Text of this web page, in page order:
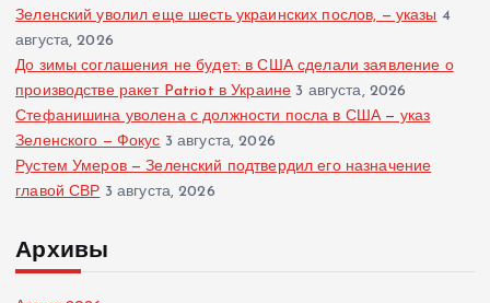
Зеленский уволил еще шесть украинских послов, — указы 4
августа, 2026
До зимы соглашения не будет: в США сделали заявление о
производстве ракет Patriot в Украине 3 августа, 2026
Стефанишина уволена с должности посла в США — указ
Зеленского — Фокус 3 августа, 2026
Рустем Умеров — Зеленский подтвердил его назначение
главой СВР 3 августа, 2026
Архивы